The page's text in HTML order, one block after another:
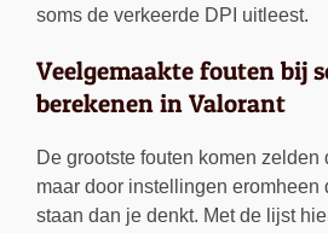
soms de verkeerde DPI uitleest.
Veelgemaakte fouten bij
berekenen in Valorant
De grootste fouten komen zelden
maar door instellingen eromheen
staan dan je denkt. Met de lijst